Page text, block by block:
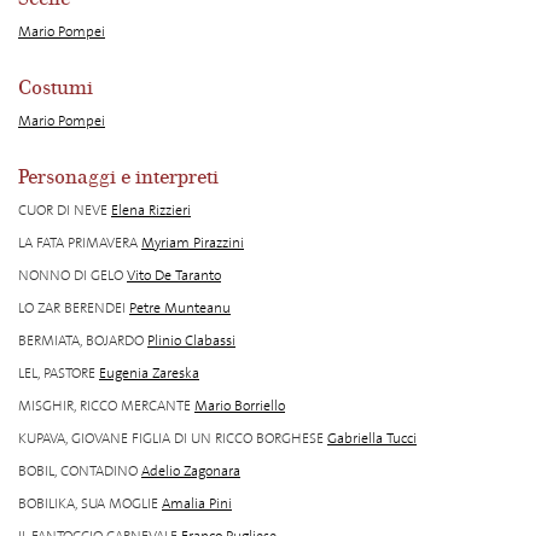
Mario Pompei
Costumi
Mario Pompei
Personaggi e interpreti
CUOR DI NEVE Elena Rizzieri
LA FATA PRIMAVERAMyriam Pirazzini
NONNO DI GELOVito De Taranto
LO ZAR BERENDEI Petre Munteanu
BERMIATA, BOJARDO Plinio Clabassi
LEL, PASTORE Eugenia Zareska
MISGHIR, RICCO MERCANTEMario Borriello
KUPAVA, GIOVANE FIGLIA DI UN RICCO BORGHESEGabriella Tucci
BOBIL, CONTADINOAdelio Zagonara
BOBILIKA, SUA MOGLIEAmalia Pini